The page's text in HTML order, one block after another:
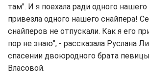
там". И я поехала ради одного
привезла одного нашего снайпера!
снайперов не отпускали. Как я его
пор не знаю", - рассказала Руслана
спасении двоюродного брата
Власовой.